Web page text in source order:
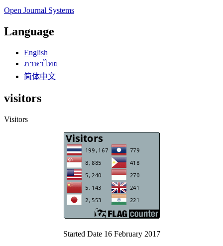
Open Journal Systems
Language
English
ภาษาไทย
简体中文
visitors
Visitors
Started Date 16 February 2017